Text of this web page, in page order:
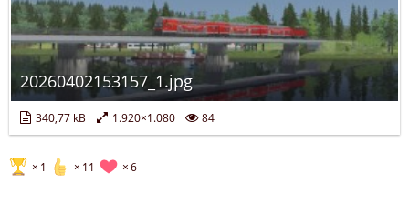
20260402153157_1.jpg
340,77 kB 1.920×1.080 84
1 11 6